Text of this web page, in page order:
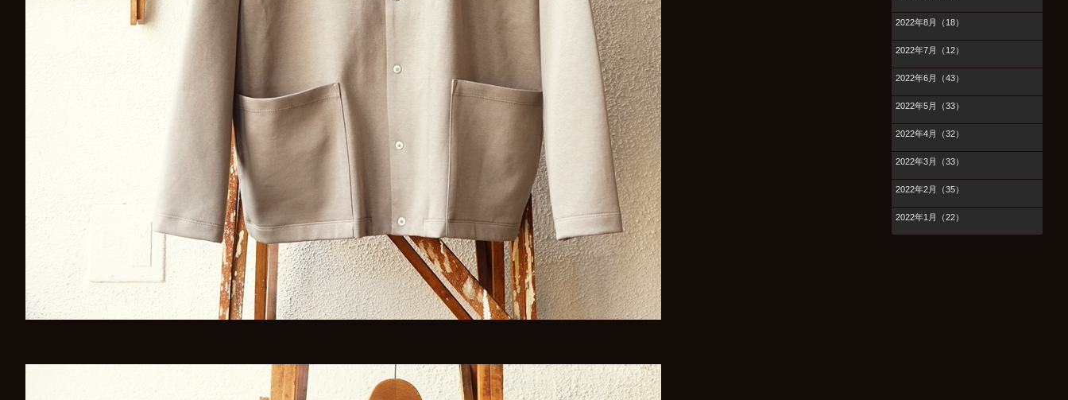
2022年8月（18）
2022年7月（12）
2022年6月（43）
2022年5月（33）
2022年4月（32）
2022年3月（33）
2022年2月（35）
2022年1月（22）